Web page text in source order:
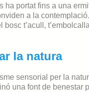
ha portat fins a una
a la
t’acull, t’embolcalla
la natura
sensorial per la
una font de benestar